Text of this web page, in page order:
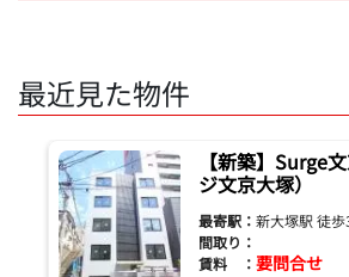
最近見た物件
【新築】Surge
ジ文京大塚）
最寄駅： 新大塚駅 徒歩
間取り：
賃料 ： 要問合せ